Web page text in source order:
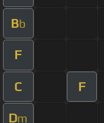
Bb
F
C F
Dm